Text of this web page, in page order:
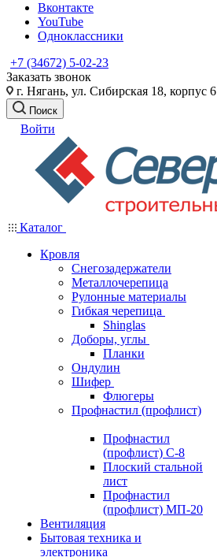
Вконтакте
YouTube
Одноклассники
+7 (34672) 5-02-23
Заказать звонок
г. Нягань, ул. Сибирская 18, корпус 6
Поиск
Войти
Каталог
Кровля
Снегозадержатели
Металлочерепица
Рулонные материалы
Гибкая черепица
Shinglas
Доборы, углы
Планки
Ондулин
Шифер
Флюгеры
Профнастил (профлист)
Профнастил
(профлист) С-8
Плоский стальной
лист
Профнастил
(профлист) МП-20
Вентиляция
Бытовая техника и
электроника